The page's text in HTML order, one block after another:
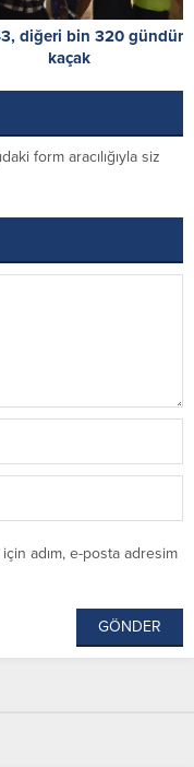
diğeri bin 320 gündür
kaçak
form aracılığıyla siz
adım, e-posta adresim